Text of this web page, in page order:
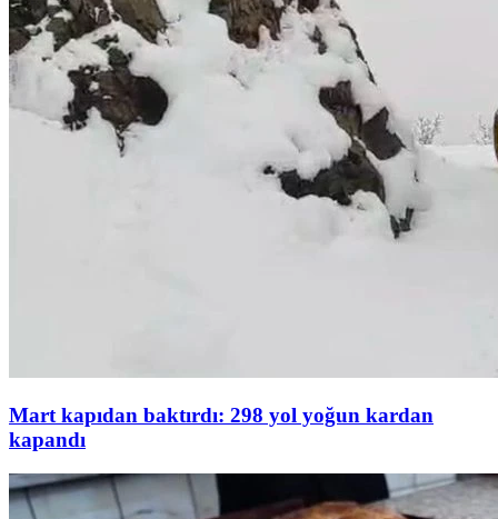
Mart kapıdan baktırdı: 298 yol yoğun kardan
kapandı